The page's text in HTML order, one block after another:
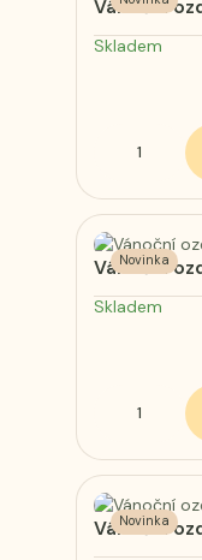
Vánoční
Skladem
Novinka
Vánoční
Skladem
Novinka
Vánoční